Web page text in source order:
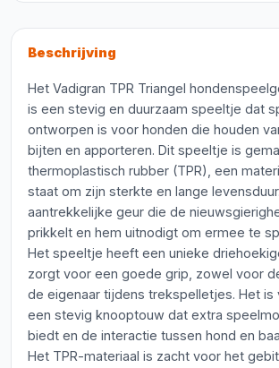
Beschrijving
Het Vadigran TPR Triangel
is een stevig en duurzaam speeltje dat
ontworpen is voor honden die houden
bijten en apporteren. Dit speeltje is
thermoplastisch rubber (TPR), een
staat om zijn sterkte en lange
aantrekkelijke geur die de
prikkelt en hem uitnodigt om ermee te
Het speeltje heeft een unieke
zorgt voor een goede grip, zowel voor
de eigenaar tijdens trekspelletjes. Het is
een stevig knooptouw dat extra
biedt en de interactie tussen hond en
Het TPR-materiaal is zacht voor het